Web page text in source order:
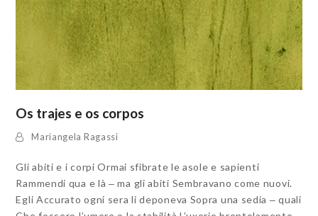
Os trajes e os corpos
Mariangela Ragassi
Gli abiti e i corpi Ormai sfibrate le asole e sapienti
Rammendi qua e là ‒ ma gli abiti Sembravano come nuovi.
Egli Accurato ogni sera li deponeva Sopra una sedia ‒ quali